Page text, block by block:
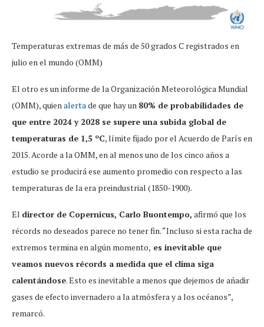
Temperaturas extremas de más de 50 grados C registrados en
julio en el mundo (OMM)
El otro es un informe de la Organización Meteorológica Mundial
(OMM), quienalertade que hay un 80% de probabilidades de
que entre 2024 y 2028 se supere una subida global de
temperaturas de 1,5 ºC, límite fijado por el Acuerdo de París en
2015. Acorde a la OMM, en al menos uno de los cinco años a
estudio se producirá ese aumento promedio con respecto a las
temperaturas de la era preindustrial (1850-1900).
El director de Copernicus, Carlo Buontempo, afirmó que los
récords no deseados parece no tener fin. “Incluso si esta racha de
extremos termina en algún momento, es inevitable que
veamos nuevos récords a medida que el clima siga
calentándose. Esto es inevitable a menos que dejemos de añadir
gases de efecto invernadero a la atmósfera y a los océanos”,
remarcó.